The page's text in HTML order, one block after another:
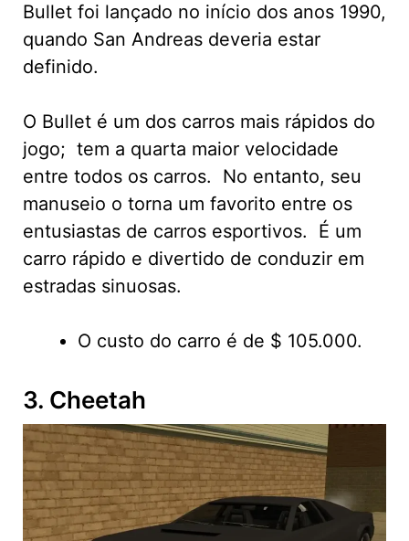
Bullet foi lançado no início dos anos 1990,
quando San Andreas deveria estar
definido.
O Bullet é um dos carros mais rápidos do
jogo; tem a quarta maior velocidade
entre todos os carros. No entanto, seu
manuseio o torna um favorito entre os
entusiastas de carros esportivos. É um
carro rápido e divertido de conduzir em
estradas sinuosas.
O custo do carro é de $ 105.000.
3. Cheetah